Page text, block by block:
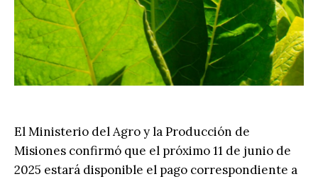
El Ministerio del Agro y la Producción de
Misiones confirmó que el próximo 11 de junio de
2025 estará disponible el pago correspondiente a